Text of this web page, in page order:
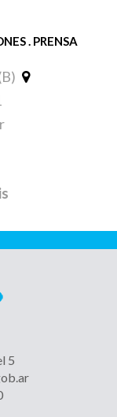
. PRENSA
5